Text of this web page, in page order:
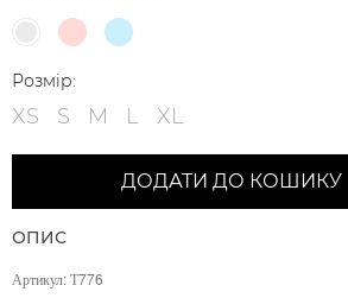
Розмір:
XS S M L XL
ДОДАТИ ДО КОШИКУ
ОПИС
Артикул: Т776